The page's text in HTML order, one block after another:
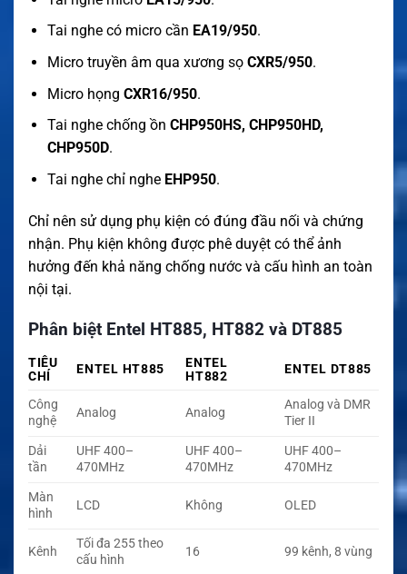
Tai nghe có micro cần EA19/950.
Micro truyền âm qua xương sọ CXR5/950.
Micro họng CXR16/950.
Tai nghe chống ồn CHP950HS, CHP950HD,
CHP950D.
Tai nghe chỉ nghe EHP950.
Chỉ nên sử dụng phụ kiện có đúng đầu nối và chứng
nhận. Phụ kiện không được phê duyệt có thể ảnh
hưởng đến khả năng chống nước và cấu hình an toàn
nội tại.
Phân biệt Entel HT885, HT882 và DT885
TIÊU
CHÍ
ENTEL HT885
ENTEL
HT882
ENTEL DT885
Công
nghệ
Analog Analog
Analog và DMR
Tier II
Dải
tần
UHF 400–
470MHz
UHF 400–
470MHz
UHF 400–
470MHz
Màn
hình
LCD Không OLED
Kênh
Tối đa 255 theo
cấu hình
16 99 kênh, 8 vùng